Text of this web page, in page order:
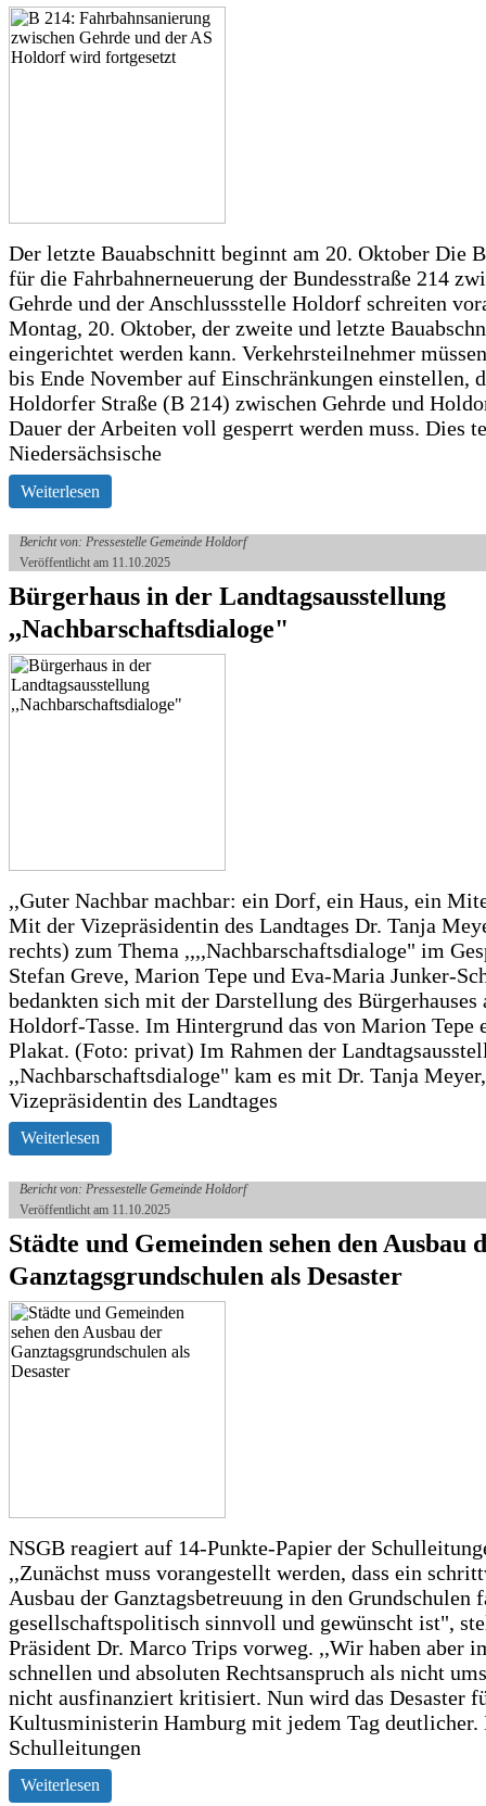
Der letzte Bauabschnitt beginnt am 20. Oktober Die
für die Fahrbahnerneuerung der Bundesstraße 214
Gehrde und der Anschlussstelle Holdorf schreiten
Montag, 20. Oktober, der zweite und letzte
eingerichtet werden kann. Verkehrsteilnehmer
bis Ende November auf Einschränkungen einstellen,
Holdorfer Straße (B 214) zwischen Gehrde und
Dauer der Arbeiten voll gesperrt werden muss. Dies
Niedersächsische
Weiterlesen
Bericht von: Pressestelle Gemeinde Holdorf
Veröffentlicht am 11.10.2025
Bürgerhaus in der Landtagsausstellung
,,Nachbarschaftsdialoge"
,,Guter Nachbar machbar: ein Dorf, ein Haus, ein
Mit der Vizepräsidentin des Landtages Dr. Tanja
rechts) zum Thema ,,,,Nachbarschaftsdialoge" im
Stefan Greve, Marion Tepe und Eva-Maria Junker-
bedankten sich mit der Darstellung des Bürgerhauses
Holdorf-Tasse. Im Hintergrund das von Marion Tepe
Plakat. (Foto: privat) Im Rahmen der
,,Nachbarschaftsdialoge" kam es mit Dr. Tanja Meyer,
Vizepräsidentin des Landtages
Weiterlesen
Bericht von: Pressestelle Gemeinde Holdorf
Veröffentlicht am 11.10.2025
Städte und Gemeinden sehen den Ausbau
Ganztagsgrundschulen als Desaster
NSGB reagiert auf 14-Punkte-Papier der
,,Zunächst muss vorangestellt werden, dass ein
Ausbau der Ganztagsbetreuung in den Grundschulen
gesellschaftspolitisch sinnvoll und gewünscht ist",
Präsident Dr. Marco Trips vorweg. ,,Wir haben aber
schnellen und absoluten Rechtsanspruch als nicht
nicht ausfinanziert kritisiert. Nun wird das Desaster
Kultusministerin Hamburg mit jedem Tag deutlicher.
Schulleitungen
Weiterlesen